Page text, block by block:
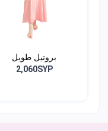
بروتيل طويل
2,060SYP